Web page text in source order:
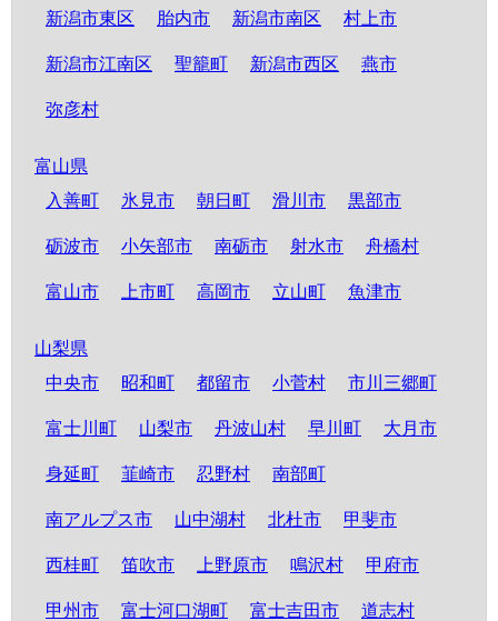
新潟市東区 胎内市 新潟市南区 村上市
新潟市江南区 聖籠町 新潟市西区 燕市
弥彦村
富山県
入善町
氷見市 朝日町 滑川市 黒部市
砺波市 小矢部市 南砺市 射水市 舟橋村
富山市 上市町 高岡市 立山町 魚津市
山梨県
中央市
昭和町 都留市 小菅村 市川三郷町
富士川町 山梨市 丹波山村 早川町 大月市
身延町 韮崎市 忍野村 南部町
南アルプス市 山中湖村 北杜市 甲斐市
西桂町 笛吹市 上野原市 鳴沢村 甲府市
甲州市 富士河口湖町 富士吉田市 道志村